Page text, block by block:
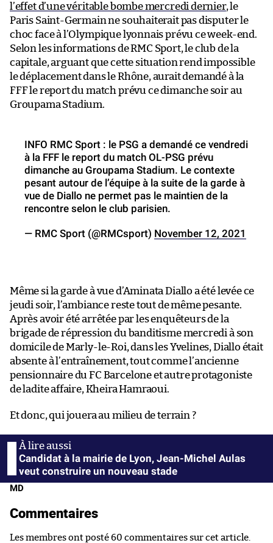
l’effet d’une véritable bombe mercredi dernier, le
Paris Saint-Germain ne souhaiterait pas disputer le
choc face à l’Olympique lyonnais prévu ce week-end.
Selon les informations de RMC Sport, le club de la
capitale, arguant que cette situation rend impossible
le déplacement dans le Rhône, aurait demandé à la
FFF le report du match prévu ce dimanche soir au
Groupama Stadium.
INFO RMC Sport : le PSG a demandé ce vendredi
à la FFF le report du match OL-PSG prévu
dimanche au Groupama Stadium. Le contexte
pesant autour de l’équipe à la suite de la garde à
vue de Diallo ne permet pas le maintien de la
rencontre selon le club parisien.
— RMC Sport (@RMCsport) November 12, 2021
Même si la garde à vue d’Aminata Diallo a été levée ce
jeudi soir, l’ambiance reste tout de même pesante.
Après avoir été arrêtée par les enquêteurs de la
brigade de répression du banditisme mercredi à son
domicile de Marly-le-Roi, dans les Yvelines, Diallo était
absente à l’entraînement, tout comme l’ancienne
pensionnaire du FC Barcelone et autre protagoniste
de ladite affaire, Kheira Hamraoui.
Et donc, qui jouera au milieu de terrain ?
Candidat à la mairie de Lyon, Jean-Michel Aulas
veut construire un nouveau stade
MD
Commentaires
Les membres ont posté 60 commentaires sur cet article.